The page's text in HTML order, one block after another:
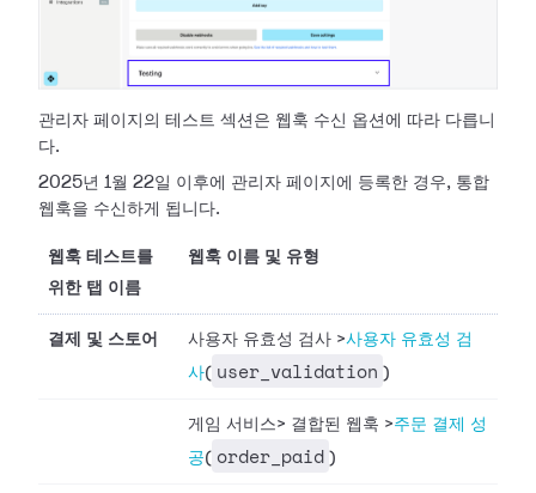
관리자 페이지의 테스트 섹션은 웹훅 수신 옵션에 따라 다릅니
다.
2025년 1월 22일 이후에 관리자 페이지에 등록한 경우, 통합
웹훅을 수신하게 됩니다.
웹훅 테스트를
위한 탭 이름
웹훅 이름 및 유형
결제 및 스토어 사용자 유효성 검사 >사용자 유효성 검
사( user_validation )
게임 서비스> 결합된 웹훅 >주문 결제 성
공( order_paid )